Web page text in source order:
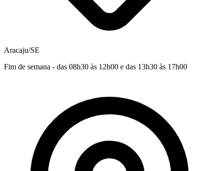
Aracaju/SE
Fim de semana - das 08h30 às 12h00 e das 13h30 às 17h00